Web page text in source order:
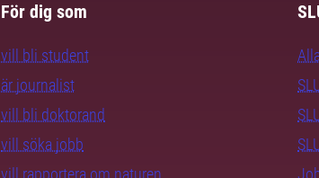
För dig som
vill bli student
är journalist
vill bli doktorand
vill söka jobb
vill rapportera om naturen